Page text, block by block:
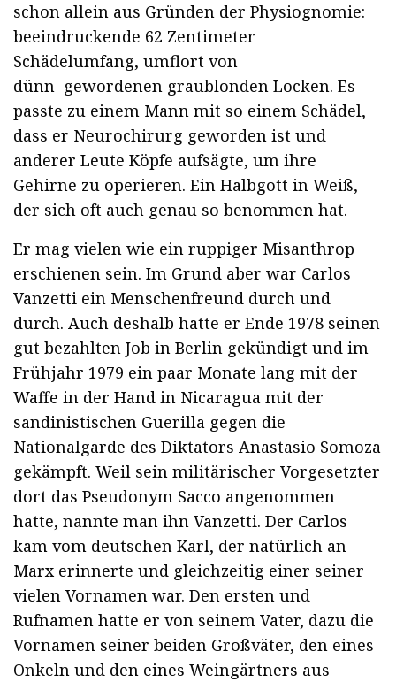
schon allein aus Gründen der Physiognomie:
beeindruckende 62 Zentimeter
Schädelumfang, umflort von
dünn gewordenen graublonden Locken. Es
passte zu einem Mann mit so einem Schädel,
dass er Neurochirurg geworden ist und
anderer Leute Köpfe aufsägte, um ihre
Gehirne zu operieren. Ein Halbgott in Weiß,
der sich oft auch genau so benommen hat.
Er mag vielen wie ein ruppiger Misanthrop
erschienen sein. Im Grund aber war Carlos
Vanzetti ein Menschenfreund durch und
durch. Auch deshalb hatte er Ende 1978 seinen
gut bezahlten Job in Berlin gekündigt und im
Frühjahr 1979 ein paar Monate lang mit der
Waffe in der Hand in Nicaragua mit der
sandinistischen Guerilla gegen die
Nationalgarde des Diktators Anastasio Somoza
gekämpft. Weil sein militärischer Vorgesetzter
dort das Pseudonym Sacco angenommen
hatte, nannte man ihn Vanzetti. Der Carlos
kam vom deutschen Karl, der natürlich an
Marx erinnerte und gleichzeitig einer seiner
vielen Vornamen war. Den ersten und
Rufnamen hatte er von seinem Vater, dazu die
Vornamen seiner beiden Großväter, den eines
Onkeln und den eines Weingärtners aus